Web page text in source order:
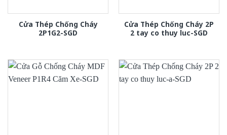
Cửa Thép Chống Cháy
2P1G2-SGD
Cửa Thép Chống Cháy 2P
2 tay co thuy luc-SGD